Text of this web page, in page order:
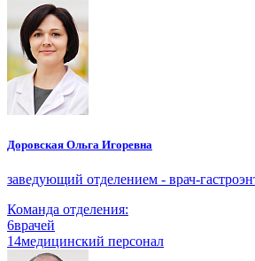
Доровская Ольга Игоревна
заведующий отделением - врач-
Команда отделения:
6врачей
14медицинский персонал